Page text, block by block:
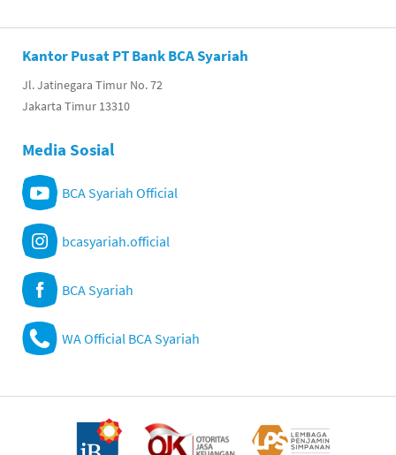
Kantor Pusat PT Bank BCA Syariah
Jl. Jatinegara Timur No. 72
Jakarta Timur 13310
Media Sosial
BCA Syariah Official
bcasyariah.official
BCA Syariah
WA Official BCA Syariah